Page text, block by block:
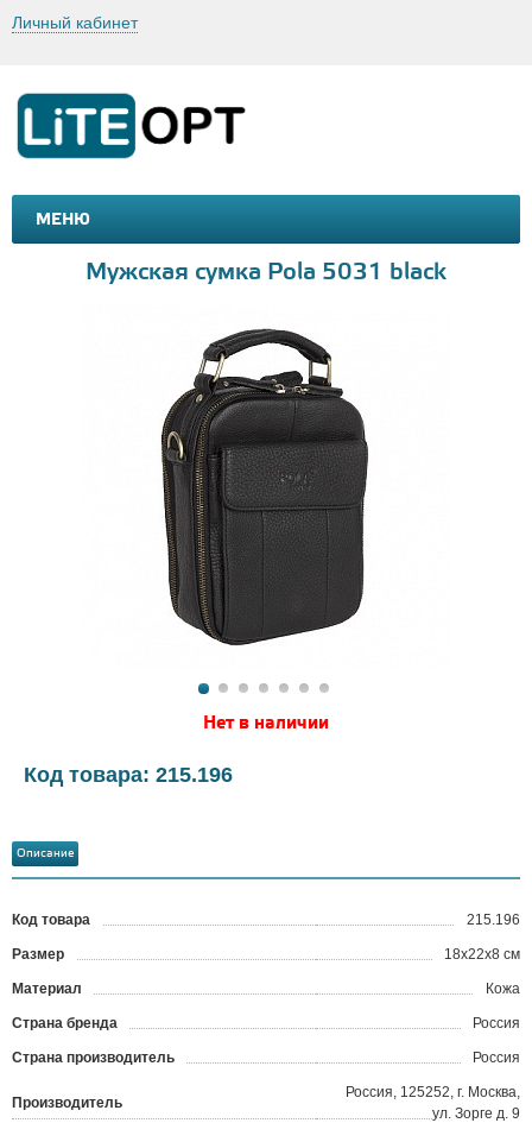
Личный кабинет
МЕНЮ
МАШИНКИ И МОТОЦИКЛЫ
Мужская сумка Pola 5031 black
Нет в наличии
Код товара: 215.196
Описание
Код товара 215.196
Размер 18х22х8 см
Материал Кожа
Страна бренда Россия
Страна производитель Россия
Производитель
Россия, 125252, г. Москва,
ул. Зорге д. 9